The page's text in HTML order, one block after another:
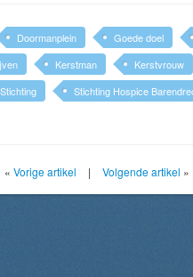
Doormanplein Goede doel
Kerstman Kerstvrouw
Stichting Stichting Hospice
« Vorige artikel | Volgende artikel »